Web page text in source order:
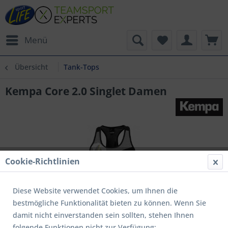
Menü
Übersicht Tank-Tops
Kempa Core 2.0 Singlet Damen
Cookie-Richtlinien
Diese Website verwendet Cookies, um Ihnen die
bestmögliche Funktionalität bieten zu können. Wenn Sie
damit nicht einverstanden sein sollten, stehen Ihnen